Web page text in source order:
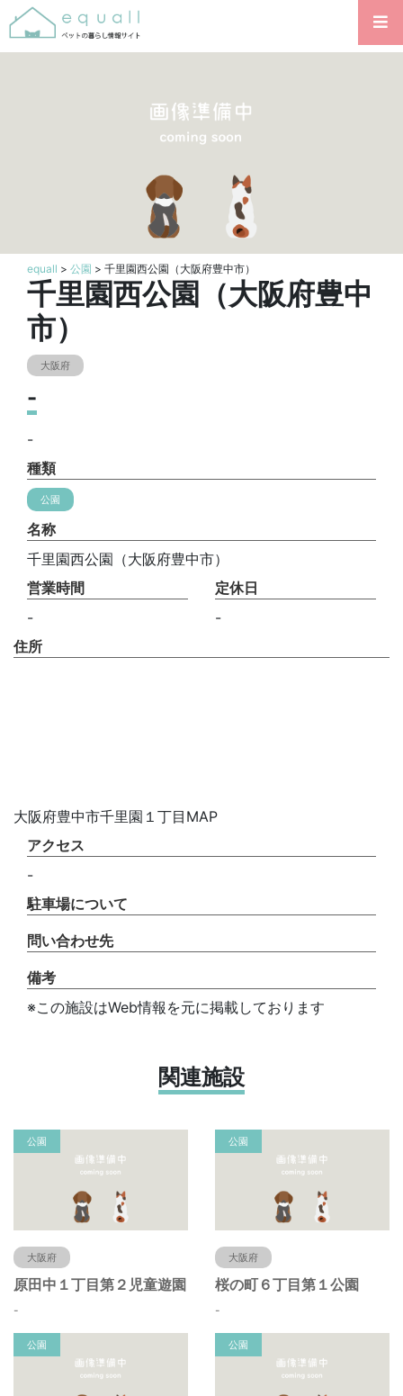
equall > 公園 > 千里園西公園（大阪府豊中市）
千里園西公園（大阪府豊中
市）
大阪府
-
-
種類
公園
名称
千里園西公園（大阪府豊中市）
営業時間
-
定休日
-
住所
大阪府豊中市千里園１丁目MAP
アクセス
-
駐車場について
問い合わせ先
備考
※この施設はWeb情報を元に掲載しております
関連施設
公園
大阪府
原田中１丁目第２児童遊園
-
公園
大阪府
桜の町６丁目第１公園
-
公園 公園